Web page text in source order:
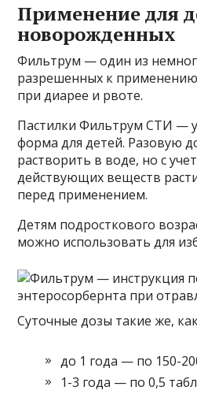
Применение для
новорожденных
Фильтрум — один из
разрешенных к
при диарее и рвоте.
Пастилки Фильтрум СТИ —
форма для детей. Разовую
растворить в воде, но с
действующих веществ
перед применением.
Детям подросткового
можно использовать для
Суточные дозы такие же,
до 1 года — по 150-
1-3 года — по 0,5